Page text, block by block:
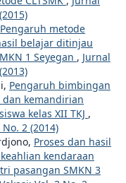
Pengaruh metode
belajar ditinjau
1 Seyegan , Jurnal
Pengaruh bimbingan
kemandirian
kelas XII TKJ ,
2 (2014)
Proses dan hasil
kendaraan
pasangan SMKN 3